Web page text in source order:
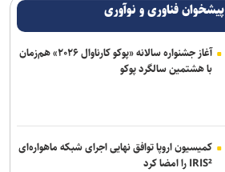
پیشخوان فناوری و نوآوری
آغاز جشنواره سالانه «پوکو کارناوال ۲۰۲۶» هم‌زمان
با هشتمین سالگرد پوکو
کمیسیون اروپا توافق نهایی اجرای شبکه ماهواره‌ای
IRIS² را امضا کرد